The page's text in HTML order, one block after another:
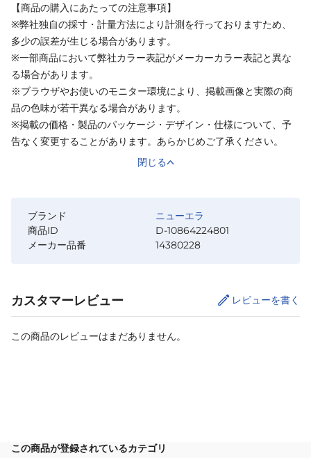
【商品の購入にあたっての注意事項】
※弊社独自の採寸・計量方法により計測を行っておりますため、
多少の誤差が生じる場合があります。
※一部商品において弊社カラー表記がメーカーカラー表記と異な
る場合があります。
※ブラウザやお使いのモニター環境により、掲載画像と実際の商
品の色味が若干異なる場合があります。
※掲載の価格・製品のパッケージ・デザイン・仕様について、予
告なく変更することがあります。あらかじめご了承ください。
閉じる
ブランド
ニューエラ
商品ID
D-10864224801
メーカー品番
14380228
カスタマーレビュー レビューを書く
この商品のレビューはまだありません。
この商品が登録されているカテゴリ